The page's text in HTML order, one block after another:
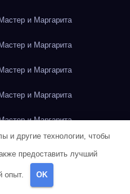
и Маргарита
и Маргарита
и Маргарита
и Маргарита
и Маргарита
и Маргарита
и другие технологии, чтобы
предоставить лучший
опыт. OK